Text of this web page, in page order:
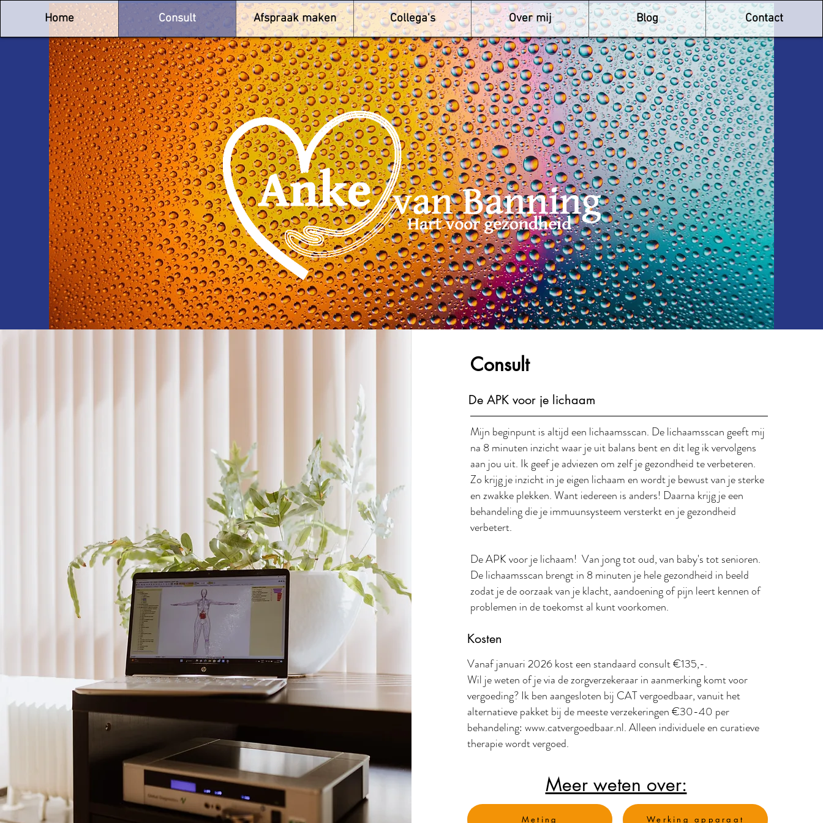
Home Consult Afspraak maken Collega's Over mij Blog Contact
Consult
De APK voor je lichaam
Mijn beginpunt is altijd een lichaamsscan. De lichaamsscan geeft mij
na 8 minuten inzicht waar je uit balans bent en dit leg ik vervolgens
aan jou uit. Ik geef je adviezen om zelf je gezondheid te verbeteren.
Zo krijg je inzicht in je eigen lichaam en wordt je bewust van je sterke
en zwakke plekken. Want iedereen is anders! Daarna krijg je een
behandeling die je immuunsysteem versterkt en je gezondheid
verbetert.
De APK voor je lichaam! Van jong tot oud, van baby's tot senioren.
De lichaamsscan brengt in 8 minuten je hele gezondheid in beeld
zodat je de oorzaak van je klacht, aandoening of pijn leert kennen of
problemen in de toekomst al kunt voorkomen.
Kosten
Vanaf januari 2026 kost een standaard consult €135,-.
Wil je weten of je via de zorgverzekeraar in aanmerking komt voor
vergoeding? Ik ben aangesloten bij CAT vergoedbaar, vanuit het
alternatieve pakket bij de meeste verzekeringen €30-40 per
behandeling: www.catvergoedbaar.nl. Alleen individuele en curatieve
therapie wordt vergoed.
Meer weten over:
Meting Werking apparaat